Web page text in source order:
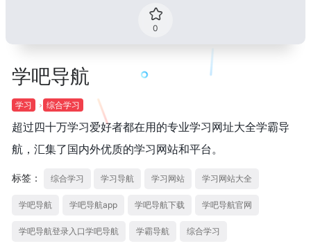
0
学吧导航
学习 综合学习
超过四十万学习爱好者都在用的专业学习网址大全学霸导
航，汇集了国内外优质的学习网站和平台。
标签： 综合学习 学习导航 学习网站 学习网站大全
学吧导航 学吧导航app 学吧导航下载 学吧导航官网
学吧导航登录入口学吧导航 学霸导航 综合学习